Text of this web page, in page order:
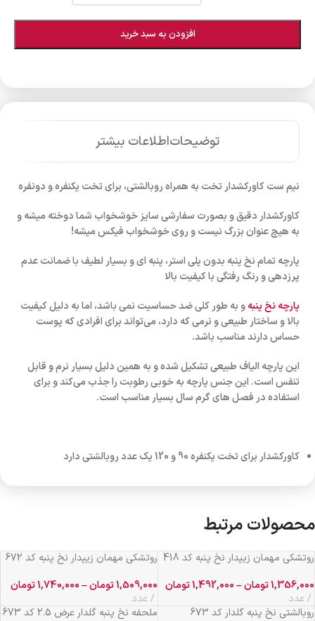
افزودن به سبد خرید
توضیحاتاطلاعات بیشتر
نیم ست کاورکشدار تخت به همراه روبالشتی، برای تخت یکنفره و دونفره
کاورکشدار دقیق و بصورت سفارشی سایز خوشخواب شما دوخته میشه و
به هیچ عنوان بزرگ نیست و روی خوشخواب فیکس میشه!
پارچه تمام نخ پنبه بدون پلی استر، پنبه ای و بسیار لطیف با ضمانت عدم
پرزدهی و رنگ رفتگی با کیفیت بالا
پارچه نخ پنبهو به طور کلی ضد حساسیت نمی باشد، اما به دلیل کیفیت
بالا و ساختار طبیعی و نرمی که دارد، می‌تواند برای افرادی که پوست
حساس دارند مناسب باشد.
این پارچه الیاف طبیعی تشکیل شده و به همین دلیل بسیار نرم و قابل
تنفس است. این جنس پارچه به خوبی رطوبت را جذب می‌کند و برای
استفاده در فصل های گرم سال بسیار مناسب است.
کاورکشدار برای تخت یکنفره 90 و 120 یک عدد روبالشتی دارد
محصولات مرتبط
روتشکی مهمان زیپدار نخ پنبه کد 418
1,356,000تومان–
1,492,000تومان
عدد
روتشکی مهمان زیپدار نخ پنبه کد 672
1,509,000تومان–
1,740,000تومان
عدد
روبالشتی نخ پنبه گلدار کد 673
ملحفه نخ پنبه گلدار عرض 2.5 کد 673